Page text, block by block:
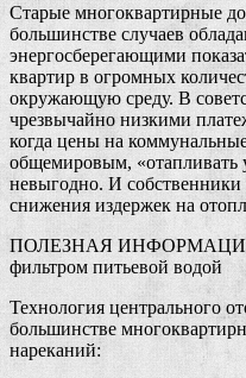
Старые многоквартирные
большинстве случаев
энергосберегающими
квартир в огромных
окружающую среду. В
чрезвычайно низкими
когда цены на
общемировым, «отапливать
невыгодно. И собственники
снижения издержек на
ПОЛЕЗНАЯ ИНФОРМАЦИЯ:
фильтром питьевой водой
Технология центрального
большинстве
нареканий: